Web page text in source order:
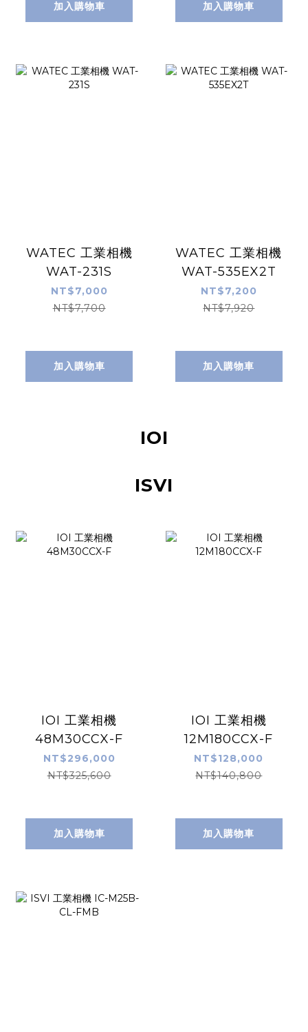
加入購物車 加入購物車
WATEC 工業相機
WAT-231S
NT$7,000
NT$7,700
加入購物車
WATEC 工業相機
WAT-535EX2T
NT$7,200
NT$7,920
加入購物車
IOI
ISVI
IOI 工業相機
48M30CCX-F
NT$296,000
NT$325,600
加入購物車
IOI 工業相機
12M180CCX-F
NT$128,000
NT$140,800
加入購物車